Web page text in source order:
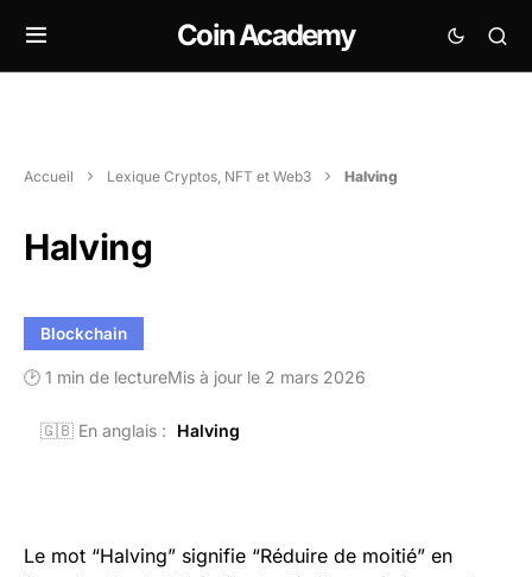
Coin Academy
Accueil Lexique Cryptos, NFT et Web3 Halving
Halving
Blockchain
🕑 1 min de lectureMis à jour le 2 mars 2026
🇬🇧 En anglais : Halving
Le mot “Halving” signifie “Réduire de moitié” en